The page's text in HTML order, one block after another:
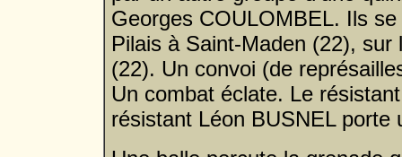
Georges COULOMBEL. Ils
Pilais à Saint-Maden (22),
(22). Un convoi (de
Un combat éclate. Le
résistant Léon BUSNEL porte